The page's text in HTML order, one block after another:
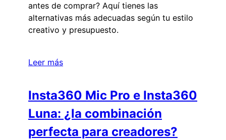
antes de comprar? Aquí tienes las
alternativas más adecuadas según tu estilo
creativo y presupuesto.
Leer más
Insta360 Mic Pro e Insta360
Luna: ¿la combinación
perfecta para creadores?